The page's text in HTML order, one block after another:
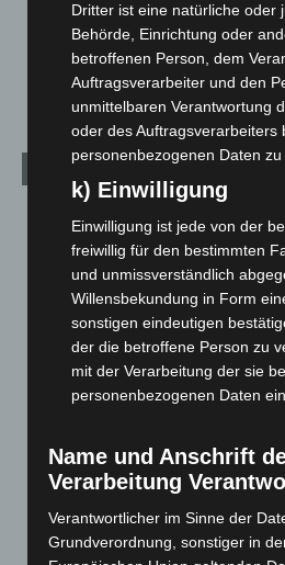
Über uns
Veranstaltungen
August 2026
Juli 2026(73)
Juni 2026 (139)
Mai 2026(99)
April 2026(99)
März 2026(115)
Januar 2026 (122)
Dezember 2025(103)
November 2025(114)
Oktober 2025(112)
Dritter ist eine natürliche oder
Behörde, Einrichtung oder
betroffenen Person, dem
Auftragsverarbeiter und den
unmittelbaren Verantwortung
oder des Auftragsverarbeiters
personenbezogenen Daten
k) Einwilligung
Einwilligung ist jede von der
freiwillig für den bestimmten
und unmissverständlich
Willensbekundung in Form
sonstigen eindeutigen
der die betroffene Person zu
mit der Verarbeitung der sie
personenbezogenen Daten
Name und Anschrift
Verarbeitung
Verantwortlicher im Sinne der
Grundverordnung, sonstiger in